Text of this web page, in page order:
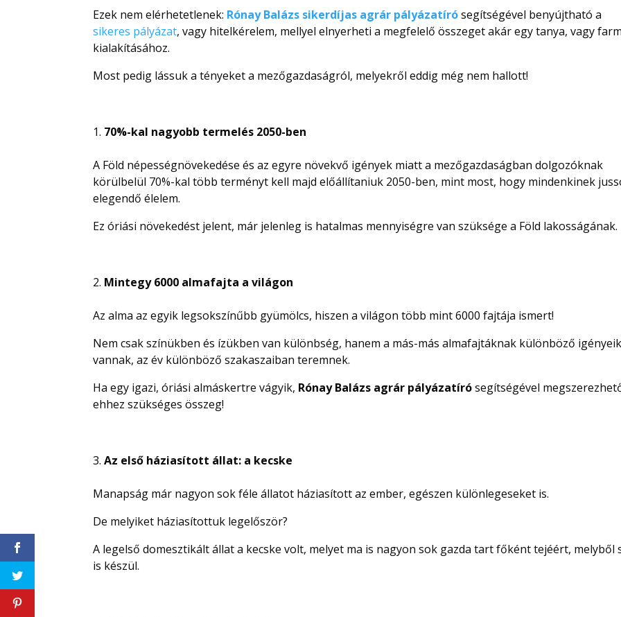
Ezek nem elérhetetlenek: Rónay Balázs sikerdíjas agrár pályázatírósegítségével benyújtható a
sikeres pályázat, vagy hitelkérelem, mellyel elnyerheti a megfelelő összeget akár egy tanya, vagy
kialakításához.
Most pedig lássuk a tényeket a mezőgazdaságról, melyekről eddig még nem hallott!
70%-kal nagyobb termelés 2050-ben
A Föld népességnövekedése és az egyre növekvő igények miatt a mezőgazdaságban dolgozóknak
körülbelül 70%-kal több terményt kell majd előállítaniuk 2050-ben, mint most, hogy mindenkinek
elegendő élelem.
Ez óriási növekedést jelent, már jelenleg is hatalmas mennyiségre van szüksége a Föld lakosságának.
Mintegy 6000 almafajta a világon
Az alma az egyik legsokszínűbb gyümölcs, hiszen a világon több mint 6000 fajtája ismert!
Nem csak színükben és ízükben van különbség, hanem a más-más almafajtáknak különböző
vannak, az év különböző szakaszaiban teremnek.
Ha egy igazi, óriási almáskertre vágyik, Rónay Balázs agrár pályázatírósegítségével
ehhez szükséges összeg!
Az első háziasított állat: a kecske
Manapság már nagyon sok féle állatot háziasított az ember, egészen különlegeseket is.
De melyiket háziasítottuk legelőször?
A legelső domesztikált állat a kecske volt, melyet ma is nagyon sok gazda tart főként tejéért, melyből
is készül.